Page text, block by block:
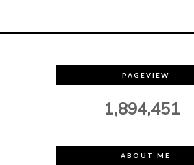
PAGEVIEW
1,894,451
ABOUT ME